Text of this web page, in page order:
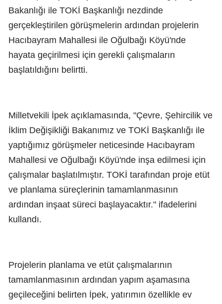
Bakanlığı ile TOKİ Başkanlığı nezdinde
gerçekleştirilen görüşmelerin ardından projelerin
Hacıbayram Mahallesi ile Oğulbağı Köyü'nde
hayata geçirilmesi için gerekli çalışmaların
başlatıldığını belirtti.
Milletvekili İpek açıklamasında, "Çevre, Şehircilik ve
İklim Değişikliği Bakanımız ve TOKİ Başkanlığı ile
yaptığımız görüşmeler neticesinde Hacıbayram
Mahallesi ve Oğulbağı Köyü'nde inşa edilmesi için
çalışmalar başlatılmıştır. TOKİ tarafından proje etüt
ve planlama süreçlerinin tamamlanmasının
ardından inşaat süreci başlayacaktır." ifadelerini
kullandı.
Projelerin planlama ve etüt çalışmalarının
tamamlanmasının ardından yapım aşamasına
geçileceğini belirten İpek, yatırımın özellikle ev